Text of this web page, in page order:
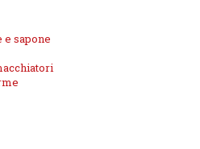
e sapone